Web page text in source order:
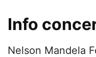
Info
Nelson Mandela